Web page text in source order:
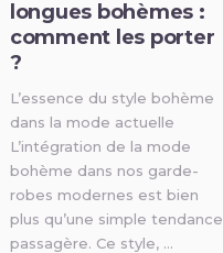
longues bohèmes :
comment les porter
?
L’essence du style bohème
dans la mode actuelle
L’intégration de la mode
bohème dans nos garde-
robes modernes est bien
plus qu’une simple tendance
passagère. Ce style, …